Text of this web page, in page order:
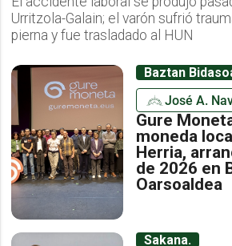
Urritzola-Galain; el varón sufrió
pierna y fue trasladado al HUN
Baztan
José A.
Gure
moneda
Herria,
de 2026 en
Oarsoaldea
Sakana.